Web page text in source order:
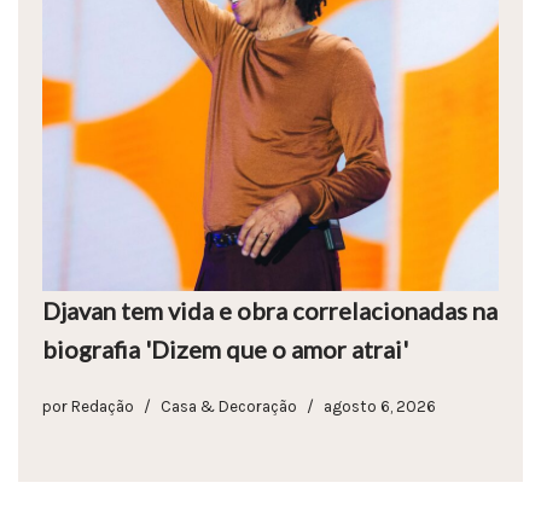
Djavan tem vida e obra correlacionadas na
biografia 'Dizem que o amor atrai'
por Redação Casa & Decoração agosto 6, 2026